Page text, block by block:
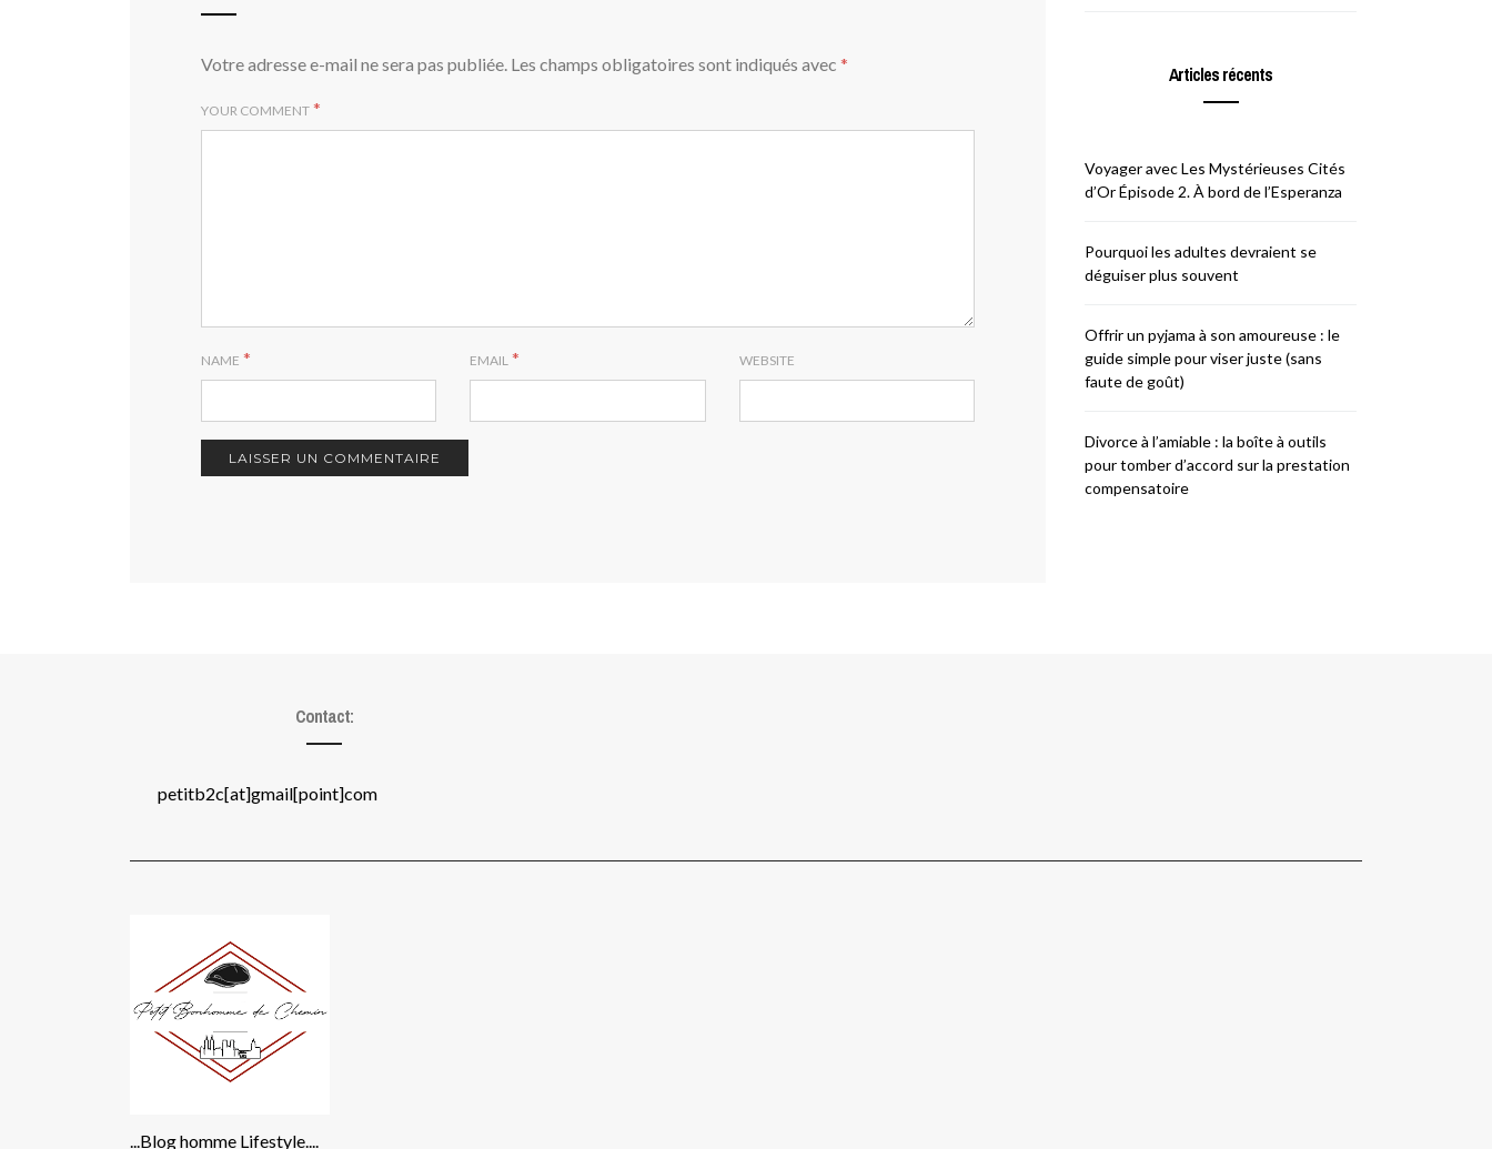
Votre adresse e-mail ne sera pas publiée. Les champs obligatoires sont indiqués avec *
YOUR COMMENT *
NAME * EMAIL * WEBSITE
Articles récents
Voyager avec Les Mystérieuses Cités
d’Or Épisode 2. À bord de l’Esperanza
Pourquoi les adultes devraient se
déguiser plus souvent
Offrir un pyjama à son amoureuse : le
guide simple pour viser juste (sans
faute de goût)
Divorce à l’amiable : la boîte à outils
pour tomber d’accord sur la prestation
compensatoire
Contact:
petitb2c[at]gmail[point]com
...Blog homme Lifestyle....